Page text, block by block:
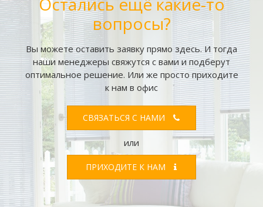
вопросы?
Вы можете оставить заявку прямо здесь. И тогда
наши менеджеры свяжутся с вами и подберут
оптимальное решение. Или же просто приходите
к нам в офис
СВЯЗАТЬСЯ С НАМИ
или
ПРИХОДИТЕ К НАМ